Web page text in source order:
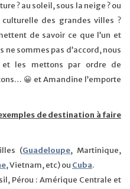
? au soleil, sous la neige ? ou
des grandes villes ?
de savoir ce que l’un et
ne sommes pas d’accord, nous
les mettons par ordre de
😀 et Amandine l’emporte
de destination à faire
(Guadeloupe, Martinique,
, Vietnam, etc) ou Cuba.
Pérou : Amérique Centrale et